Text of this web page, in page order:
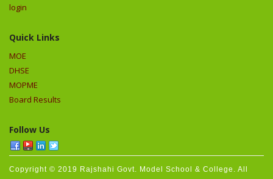
login
Quick Links
MOE
DHSE
MOPME
Board Results
Follow Us
Copyright © 2019 Rajshahi Govt. Model School & College. All